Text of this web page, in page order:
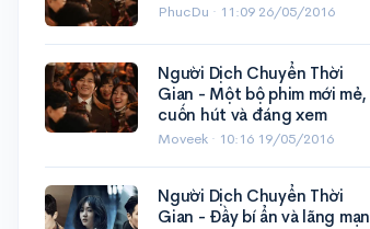
PhucDu · 11:09 26/05/2016
Người Dịch Chuyển Thời
Gian - Một bộ phim mới mẻ,
cuốn hút và đáng xem
Moveek · 10:16 19/05/2016
Người Dịch Chuyển Thời
Gian - Đầy bí ẩn và lãng mạn